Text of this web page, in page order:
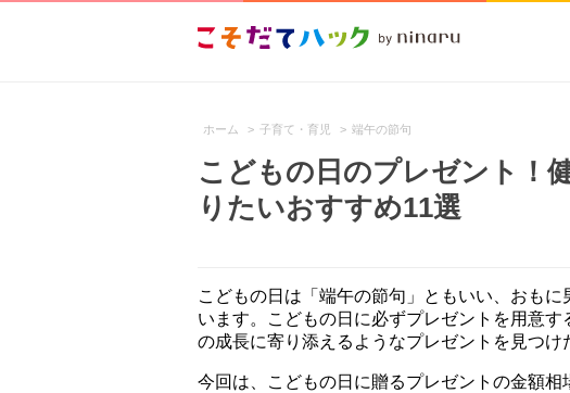
ホーム > 子育て・育児 > 端午の節句
こどもの日のプレゼント！
りたいおすすめ11選
こどもの日は「端午の節句」ともいい、おも
います。こどもの日に必ずプレゼントを用意
の成長に寄り添えるようなプレゼントを見つけ
今回は、こどもの日に贈るプレゼントの金額